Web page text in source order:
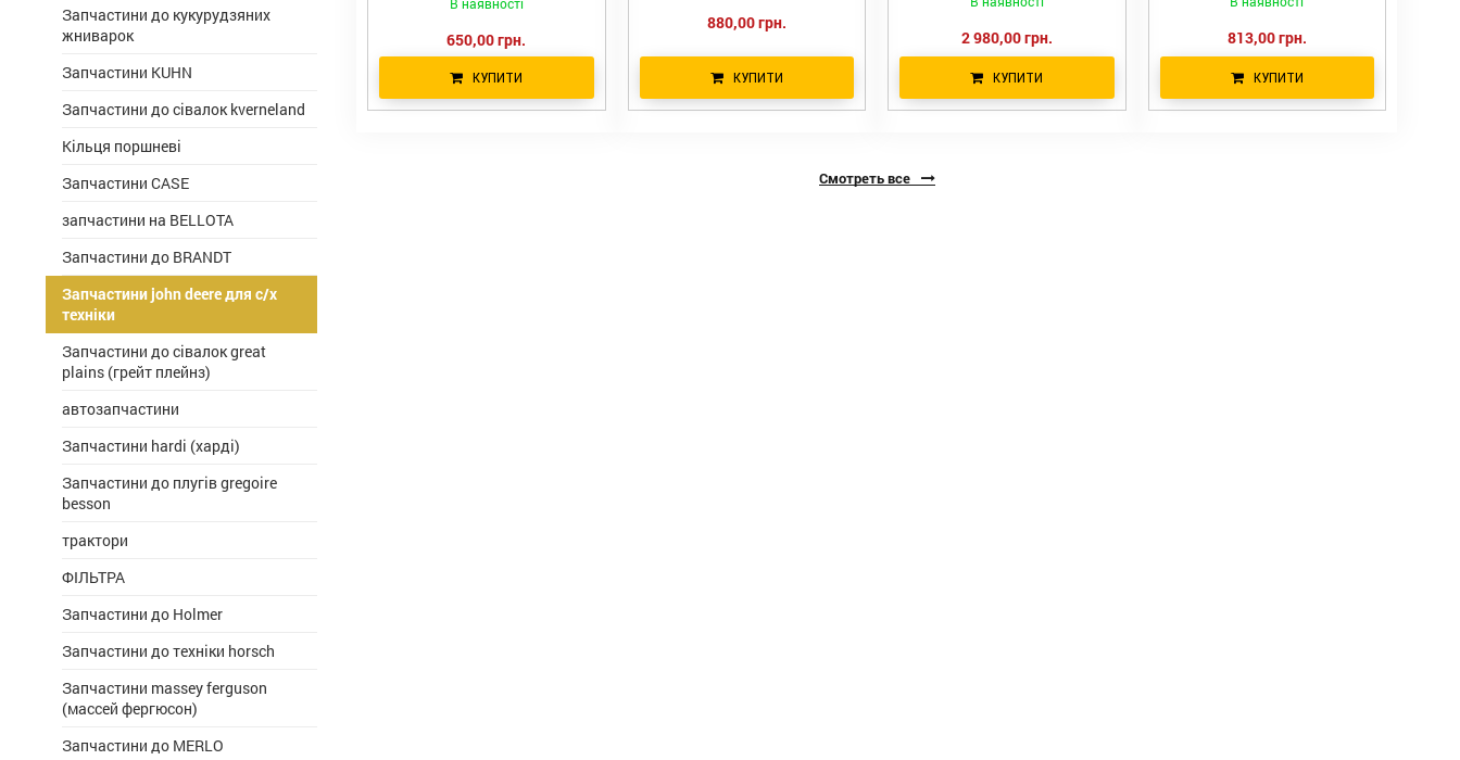
В наявності
650,00 грн.
КУПИТИ
880,00 грн.
КУПИТИ
2 980,00 грн.
КУПИТИ
813,00 грн.
КУПИТИ
Смотреть все
Запчастини до кукурудзяних
жниварок
Запчастини KUHN
Запчастини до сівалок kverneland
Кільця поршневі
Запчастини CASE
запчастини на BELLOTA
Запчастини до BRANDT
Запчастини john deere для с/х
техніки
Запчастини до сівалок great
plains (грейт плейнз)
автозапчастини
Запчастини hardi (харді)
Запчастини до плугів gregoire
besson
трактори
ФІЛЬТРА
Запчастини до Holmer
Запчастини до техніки horsch
Запчастини massey ferguson
(массей фергюсон)
Запчастини до MERLO